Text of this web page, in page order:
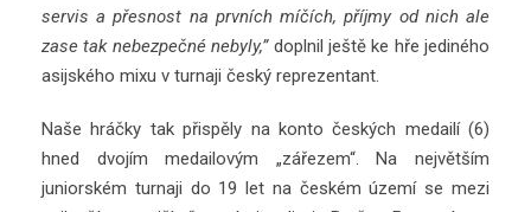
servis a přesnost na prvních míčích, příjmy od nich ale
zase tak nebezpečné nebyly,”doplnil ještě ke hře jediného
asijského mixu v turnaji český reprezentant.
Naše hráčky tak přispěly na konto českých medailí (6)
hned dvojím medailovým „zářezem“. Na největším
juniorském turnaji do 19 let na českém území se mezi